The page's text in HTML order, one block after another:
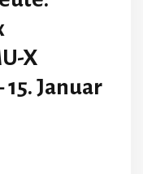
X
Januar